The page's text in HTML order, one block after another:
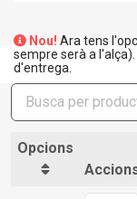
Nou! Ara tens
sempre serà a
d'entrega.
Opcions